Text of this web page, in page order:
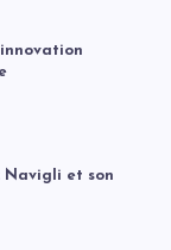
Navigli et son